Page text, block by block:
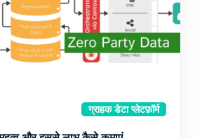
ग्राहक डेटा प्लेटफ़ॉर्म